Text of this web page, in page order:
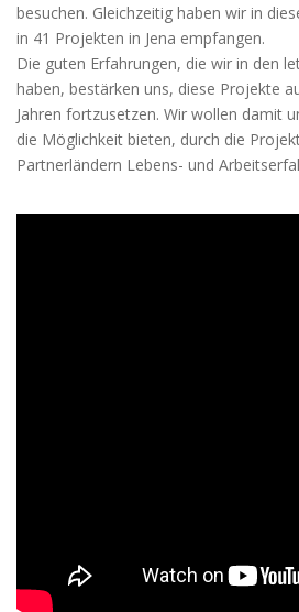
besuchen. Gleichzeitig haben wir in
in 41 Projekten in Jena empfangen.
Die guten Erfahrungen, die wir in den
haben, bestärken uns, diese Projekte
Jahren fortzusetzen. Wir wollen damit
die Möglichkeit bieten, durch die
Partnerländern Lebens- und